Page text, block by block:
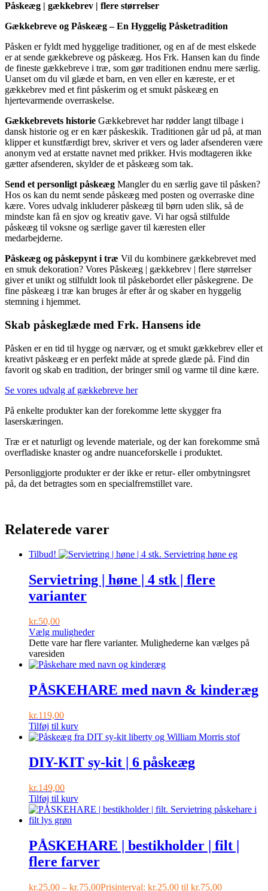
Påskeæg | gækkebrev | flere størrelser
Gækkebreve og Påskeæg – En Hyggelig Påsketradition
Påsken er fyldt med hyggelige traditioner, og en af de mest elskede
er at sende gækkebreve og påskeæg. Hos Frk. Hansen kan du finde
de fineste gækkebreve i træ, som gør traditionen endnu mere særlig.
Uanset om du vil glæde et barn, en ven eller en kæreste, er et
gækkebrev med et fint påskerim og et smukt påskeæg en
hjertevarmende overraskelse.
Gækkebrevets historie Gækkebrevet har rødder langt tilbage i
dansk historie og er en kær påskeskik. Traditionen går ud på, at man
klipper et kunstfærdigt brev, skriver et vers og lader afsenderen være
anonym ved at erstatte navnet med prikker. Hvis modtageren ikke
gætter afsenderen, skylder de et påskeæg som tak.
Send et personligt påskeæg Mangler du en særlig gave til påsken?
Hos os kan du nemt sende påskeæg med posten og overraske dine
kære. Vores udvalg inkluderer påskeæg til børn uden slik, så de
mindste kan få en sjov og kreativ gave. Vi har også stilfulde
påskeæg til voksne og særlige gaver til kæresten eller
medarbejderne.
Påskeæg og påskepynt i træ Vil du kombinere gækkebrevet med
en smuk dekoration? Vores Påskeæg | gækkebrev | flere størrelser
giver et unikt og stilfuldt look til påskebordet eller påskegrene. De
fine påskeæg i træ kan bruges år efter år og skaber en hyggelig
stemning i hjemmet.
Skab påskeglæde med Frk. Hansens ide
Påsken er en tid til hygge og nærvær, og et smukt gækkebrev eller et
kreativt påskeæg er en perfekt måde at sprede glæde på. Find din
favorit og skab en tradition, der bringer smil og varme til dine kære.
Se vores udvalg af gækkebreve her
På enkelte produkter kan der forekomme lette skygger fra
laserskæringen.
Træ er et naturligt og levende materiale, og der kan forekomme små
overfladiske knaster og andre nuanceforskelle i produktet.
Personliggjorte produkter er der ikke er retur- eller ombytningsret
på, da det betragtes som en specialfremstillet vare.
Relaterede varer
Tilbud!
Servietring | høne | 4 stk | flere
varianter
kr.50,00
Vælg muligheder
Dette vare har flere varianter. Mulighederne kan vælges på
varesiden
PÅSKEHARE med navn & kinderæg
kr.119,00
Tilføj til kurv
DIY-KIT sy-kit | 6 påskeæg
kr.149,00
Tilføj til kurv
PÅSKEHARE | bestikholder | filt |
flere farver
kr.25,00 – kr.75,00Prisinterval: kr.25,00 til kr.75,00